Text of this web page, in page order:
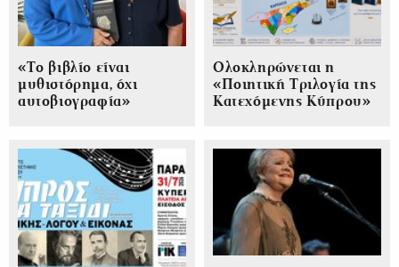
«Το βιβλίο είναι
μυθιστόρημα, όχι
αυτοβιογραφία»
Ολοκληρώνεται η
«Ποιητική Τριλογία της
Κατεχόμενης Κύπρου»